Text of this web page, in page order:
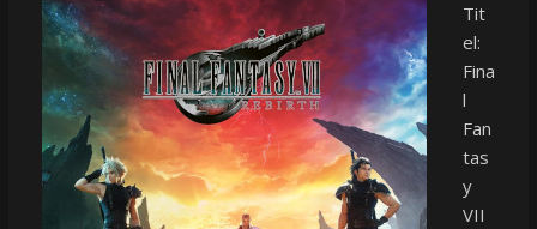
Tit
el:
Fina
l
Fan
tas
y
VII